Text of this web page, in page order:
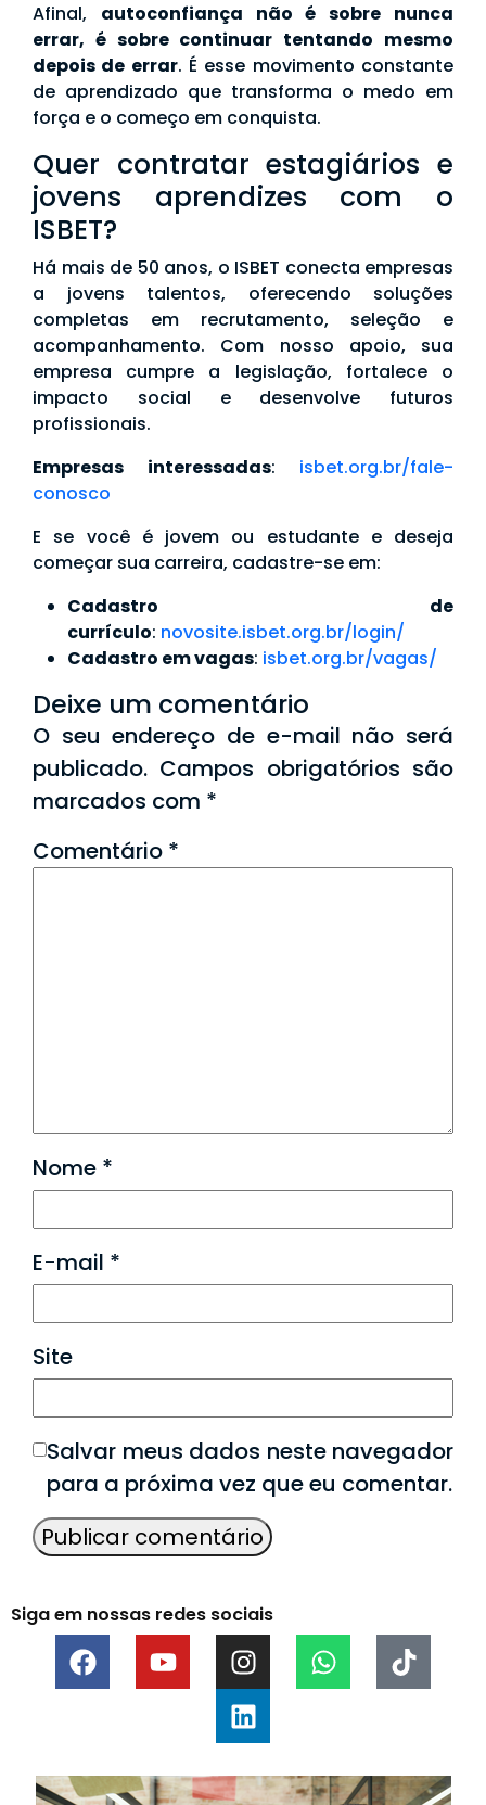
Afinal, autoconfiança não é sobre nunca
errar, é sobre continuar tentando mesmo
depois de errar. É esse movimento constante
de aprendizado que transforma o medo em
força e o começo em conquista.
Quer contratar estagiários e
jovens aprendizes com o
ISBET?
Há mais de 50 anos, o ISBET conecta empresas
a jovens talentos, oferecendo soluções
completas em recrutamento, seleção e
acompanhamento. Com nosso apoio, sua
empresa cumpre a legislação, fortalece o
impacto social e desenvolve futuros
profissionais.
Empresas interessadas: isbet.org.br/fale-
conosco
E se você é jovem ou estudante e deseja
começar sua carreira, cadastre-se em:
Cadastro de
currículo: novosite.isbet.org.br/login/
Cadastro em vagas: isbet.org.br/vagas/
Deixe um comentário
O seu endereço de e-mail não será
publicado. Campos obrigatórios são
marcados com *
Comentário *
Nome *
E-mail *
Site
Salvar meus dados neste navegador
para a próxima vez que eu comentar.
Siga em nossas redes sociais